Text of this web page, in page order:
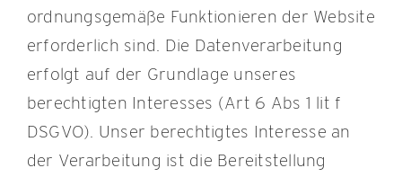
ordnungsgemäße Funktionieren der Website
erforderlich sind. Die Datenverarbeitung
erfolgt auf der Grundlage unseres
berechtigten Interesses (Art 6 Abs 1 lit f
DSGVO). Unser berechtigtes Interesse an
der Verarbeitung ist die Bereitstellung